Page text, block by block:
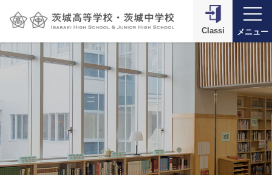
Classi メニュー